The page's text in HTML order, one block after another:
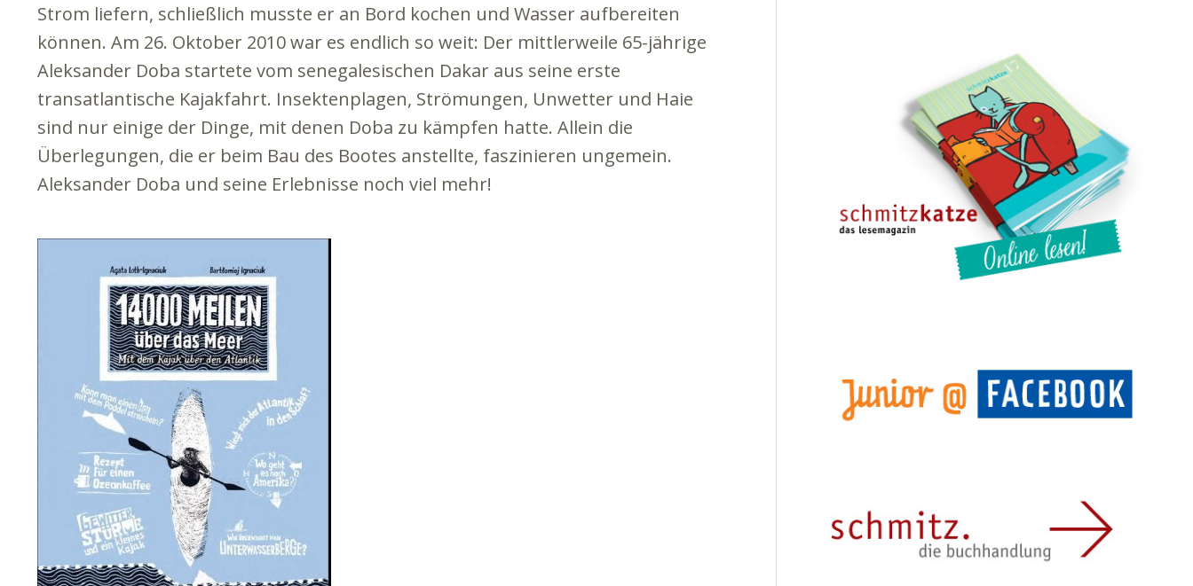
Strom liefern, schließlich musste er an Bord kochen und Wasser aufbereiten
können. Am 26. Oktober 2010 war es endlich so weit: Der mittlerweile 65-jährige
Aleksander Doba startete vom senegalesischen Dakar aus seine erste
transatlantische Kajakfahrt. Insektenplagen, Strömungen, Unwetter und Haie
sind nur einige der Dinge, mit denen Doba zu kämpfen hatte. Allein die
Überlegungen, die er beim Bau des Bootes anstellte, faszinieren ungemein.
Aleksander Doba und seine Erlebnisse noch viel mehr!